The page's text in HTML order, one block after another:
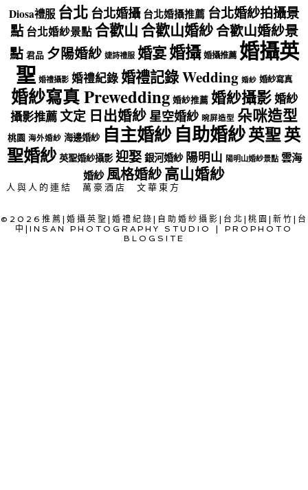
Diosa禮服 台北台北婚攝 台北婚攝推薦 台北婚紗拍攝景
點 台北婚紗景點 合歡山合歡山婚紗合歡山婚紗景
點 君品 夕陽婚紗 婕詩禮服 婚宴婚攝 婚攝推薦 婚攝英
聖 婚禮攝影 婚禮紀錄婚禮記錄 Wedding 婚紗 婚紗寫真
婚紗寫真 Prewedding 婚紗推薦 婚紗攝影婚紗
攝影推薦文定 日出婚紗星空婚紗 晼屏造型 朵咪造型
桃園 海外婚紗 海邊婚紗 自主婚紗 自助婚紗英聖英
聖婚紗 英聖婚紗攝影 迎娶 銀河婚紗 陽明山 陽明山婚紗景點 雲海
婚紗風格婚紗高山婚紗
人與人的連結 萬豪酒店 文華東方
©2026推薦|婚攝英聖|婚禮紀錄|自助婚紗攝影|台北|桃園|新竹|台
中|INSAN PHOTOGRAPHY STUDIO
PROPHOTO
BLOGSITE